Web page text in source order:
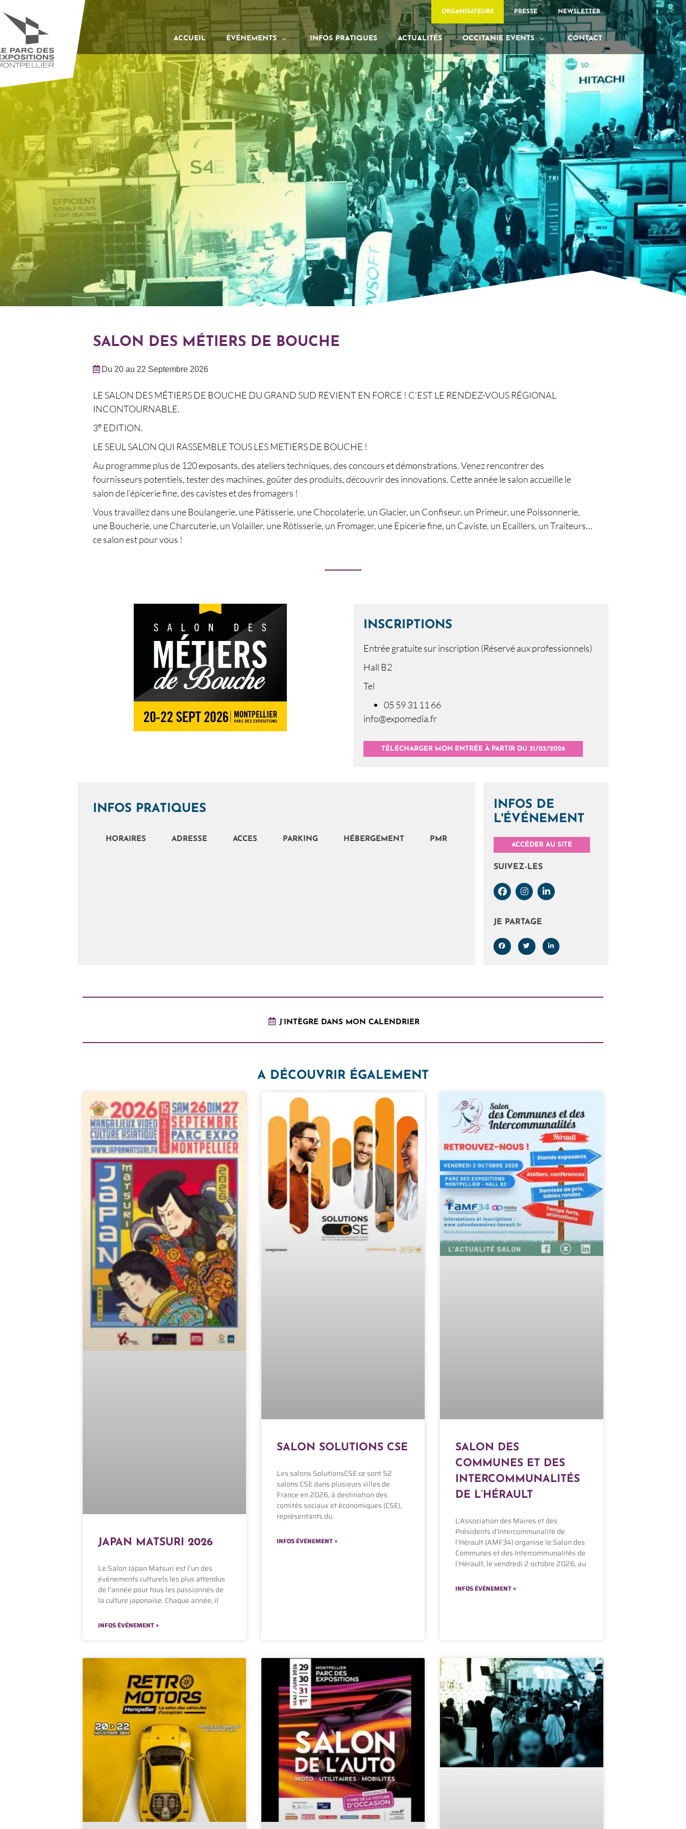
ORGANISATEURS PRESSE NEWSLETTER
ACCUEIL ÉVÉNEMENTS INFOS PRATIQUES ACTUALITÉS OCCITANIE EVENTS CONTACT
SALON DES MÉTIERS DE BOUCHE
Du 20 au 22 Septembre 2026
LE SALON DES MÉTIERS DE BOUCHE DU GRAND SUD REVIENT EN FORCE ! C’EST LE RENDEZ-VOUS RÉGIONAL
INCONTOURNABLE.
3e EDITION.
LE SEUL SALON QUI RASSEMBLE TOUS LES METIERS DE BOUCHE !
Au programme plus de 120 exposants, des ateliers techniques, des concours et démonstrations. Venez rencontrer des
fournisseurs potentiels, tester des machines, goûter des produits, découvrir des innovations. Cette année le salon accueille le
salon de l’épicerie fine, des cavistes et des fromagers !
Vous travaillez dans une Boulangerie, une Pâtisserie, une Chocolaterie, un Glacier, un Confiseur, un Primeur, une Poissonnerie,
une Boucherie, une Charcuterie, un Volailler, une Rôtisserie, un Fromager, une Epicerie fine, un Caviste, un Ecaillers, un Traiteurs…​
ce salon est pour vous !
INSCRIPTIONS
Entrée gratuite sur inscription (Réservé aux professionnels)
Hall B2
Tel
05 59 31 11 66
info@expomedia.fr
TÉLÉCHARGER MON ENTRÉE À PARTIR DU 31/03/2026
INFOS PRATIQUES
HORAIRES ADRESSE ACCES PARKING HÉBERGEMENT PMR
INFOS DE
L'ÉVÉNEMENT
ACCÉDER AU SITE
SUIVEZ-LES
JE PARTAGE
J’INTÈGRE DANS MON CALENDRIER
A DÉCOUVRIR ÉGALEMENT
JAPAN MATSURI 2026
Le Salon Japan Matsuri est l’un des
événements culturels les plus attendus
de l’année pour tous les passionnés de
la culture japonaise. Chaque année, il
INFOS ÉVÉNEMENT »
SALON SOLUTIONS CSE
Les salons SolutionsCSE ce sont 52
salons CSE dans plusieurs villes de
France en 2026, à destination des
comités sociaux et économiques (CSE),
représentants du
INFOS ÉVÉNEMENT »
SALON DES
COMMUNES ET DES
INTERCOMMUNALITÉS
DE L’HÉRAULT
L’Association des Maires et des
Présidents d’Intercommunalité de
l’Hérault (AMF34) organise le Salon des
Communes et des Intercommunalités de
l’Hérault, le vendredi 2 octobre 2026, au
INFOS ÉVÉNEMENT »